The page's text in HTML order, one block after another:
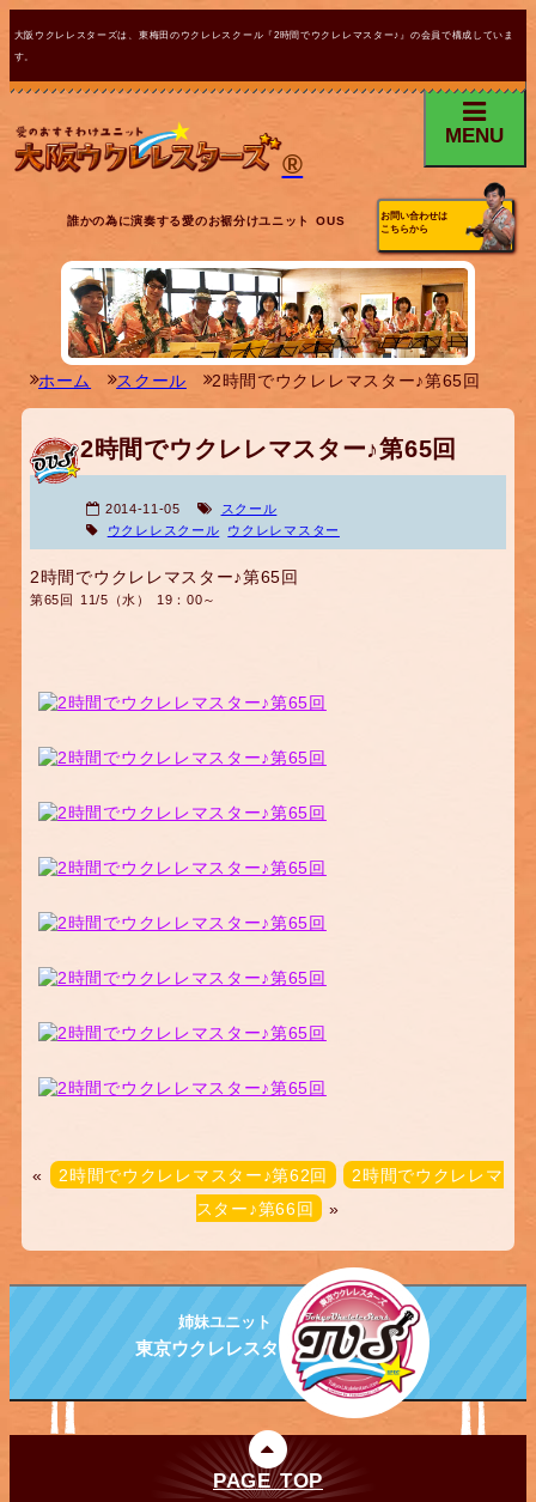
大阪ウクレレスターズは、東梅田のウクレレスクール『2時間でウクレレマスター♪』の会員で構成していま
す。
®
MENU
誰かの為に演奏する愛のお裾分けユニット OUS
お問い合わせは
こちらから
ホーム スクール 2時間でウクレレマスター♪第65回
2時間でウクレレマスター♪第65回
2014-11-05
スクール
ウクレレスクール
ウクレレマスター
2時間でウクレレマスター♪第65回
第65回 11/5（水） 19：00～
« 2時間でウクレレマスター♪第62回
2時間でウクレレマ
スター♪第66回
»
姉妹ユニット
東京ウクレレスターズ
PAGE TOP